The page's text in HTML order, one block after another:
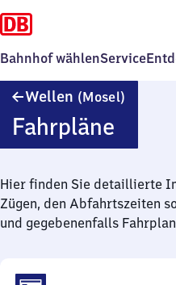
Bahnhof wählenService
Wellen (Mosel)
Fahrpläne
Hier finden Sie detaillierte
Zügen, den Abfahrtszeiten
und gegebenenfalls